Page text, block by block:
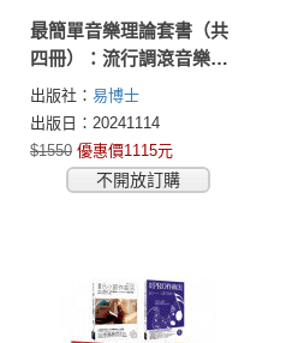
最簡單音樂理論套書（共
四冊）：流行調滾音樂理
論＋超音樂理論三書
出版社： 易博士
出版日：20241114
$1550 優惠價1115元
不開放訂購